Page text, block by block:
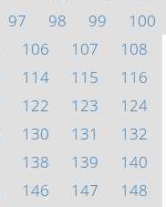
97 98 99
100
106 107
108
114 115
116
122 123
124
130 131
132
138 139
140
146 147
148